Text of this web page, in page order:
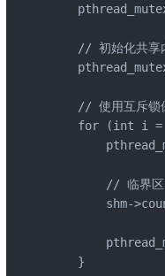
// 初始化共享
// 使用互斥锁
for (int i
        // 临界区
shm-
    }